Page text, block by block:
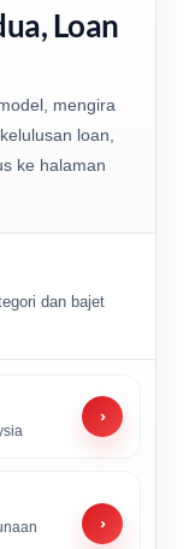
Loan
mengira
loan,
ke halaman
dan bajet
›
›